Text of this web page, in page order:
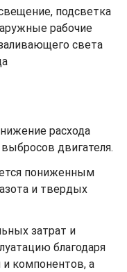
подсветка
рабочие
света
расхода
двигателя.
пониженным
и твердых
затрат и
благодаря
компонентов, а